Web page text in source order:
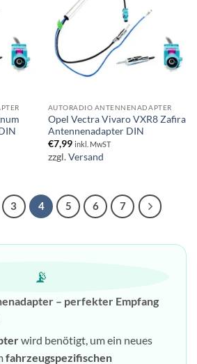
AUTORADIO ANTENNENADAPTER
Opel Vectra Vivaro VXR8 Zafira
Antennenadapter DIN
€7,99 inkl. MwST
zzgl.Versand
3 4 5 6 7
📡
– perfekter Empfang
wird benötigt, um ein neues
fahrzeugspezifischen